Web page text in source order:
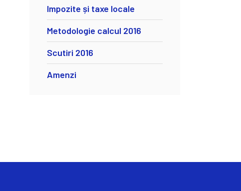
Impozite și taxe locale
Metodologie calcul 2016
Scutiri 2016
Amenzi